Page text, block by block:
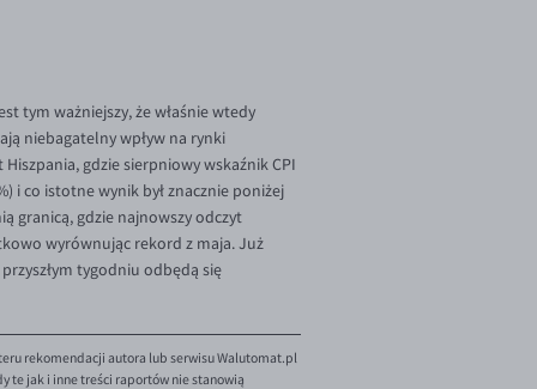
tym ważniejszy, że właśnie wtedy
niebagatelny wpływ na rynki
gdzie sierpniowy wskaźnik CPI
i co istotne wynik był znacznie poniżej
granicą, gdzie najnowszy odczyt
wyrównując rekord z maja. Już
tygodniu odbędą się
rekomendacji autora lub serwisu Walutomat.pl
te jak i inne treści raportów nie stanowią